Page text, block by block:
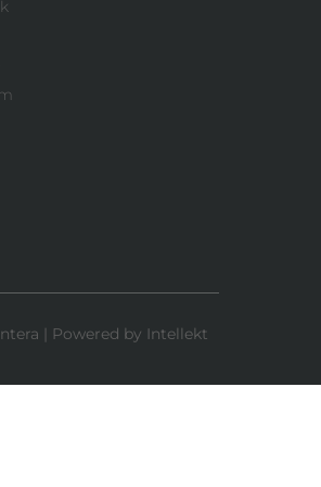
| Powered by Intellekt